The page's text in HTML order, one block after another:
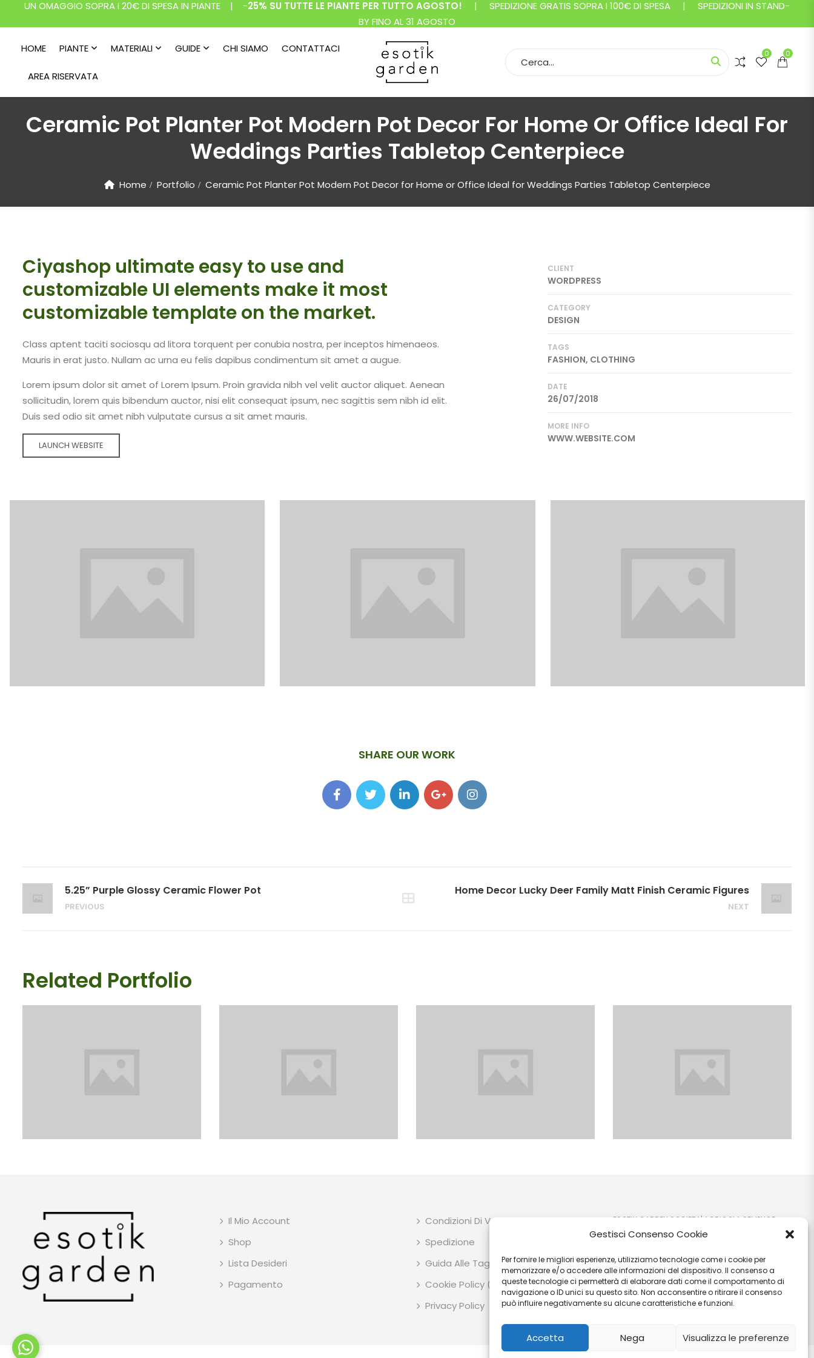
Gestisci Consenso Cookie
Per fornire le migliori esperienze, utilizziamo tecnologie come i cookie per
memorizzare e/o accedere alle informazioni del dispositivo. Il consenso a
queste tecnologie ci permetterà di elaborare dati come il comportamento di
navigazione o ID unici su questo sito. Non acconsentire o ritirare il consenso
può influire negativamente su alcune caratteristiche e funzioni.
Accetta Nega Visualizza le preferenze
UN OMAGGIO SOPRA I 20€ DI SPESA IN PIANTE | -25% SU TUTTE LE PIANTE PER TUTTO AGOSTO! | SPEDIZIONE GRATIS SOPRA I 100€ DI SPESA | SPEDIZIONI IN STAND-
BY FINO AL 31 AGOSTO
HOME PIANTE MATERIALI GUIDE CHI SIAMO CONTATTACI
AREA RISERVATA
0 0
Ceramic Pot Planter Pot Modern Pot Decor For Home Or Office Ideal For
Weddings Parties Tabletop Centerpiece
Home Portfolio Ceramic Pot Planter Pot Modern Pot Decor for Home or Office Ideal for Weddings Parties Tabletop Centerpiece
Ciyashop ultimate easy to use and
customizable UI elements make it most
customizable template on the market.
Class aptent taciti sociosqu ad litora torquent per conubia nostra, per inceptos himenaeos.
Mauris in erat justo. Nullam ac urna eu felis dapibus condimentum sit amet a augue.
Lorem ipsum dolor sit amet of Lorem Ipsum. Proin gravida nibh vel velit auctor aliquet. Aenean
sollicitudin, lorem quis bibendum auctor, nisi elit consequat ipsum, nec sagittis sem nibh id elit.
Duis sed odio sit amet nibh vulputate cursus a sit amet mauris.
LAUNCH WEBSITE
CLIENT
WORDPRESS
CATEGORY
DESIGN
TAGS
FASHION, CLOTHING
DATE
26/07/2018
MORE INFO
WWW.WEBSITE.COM
SHARE OUR WORK
5.25” Purple Glossy Ceramic Flower Pot
PREVIOUS
Home Decor Lucky Deer Family Matt Finish Ceramic Figures
NEXT
Related Portfolio
Il Mio Account
Shop
Lista Desideri
Pagamento
Condizioni Di Vendita
Spedizione
Guida Alle Taglie E Dimensioni
Cookie Policy (UE)
Privacy Policy
ESOTIK GARDEN SOCIETA' AGRICOLA SEMPLICE
P.IVA: IT03707710541 C.F: 03707710541 VIA EZIO
esotikgarden@pec.it